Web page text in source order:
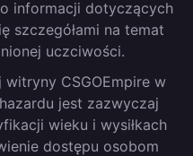
informacji dotyczących
szczegółami na temat
uczciwości.
CSGOEmpire w
jest zazwyczaj
wieku i wysiłkach
dostępu osobom